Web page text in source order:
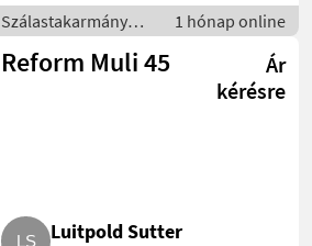
Szálastakarmány
betakarítók / Hegyi
gépesítés
1 hónap online
Reform Muli 45
Ár
kérésre
Luitpold Sutter